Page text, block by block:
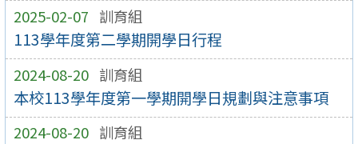
2025-02-07 訓育組
113學年度第二學期開學日行程
2024-08-20 訓育組
本校113學年度第一學期開學日規劃與注意事項
2024-08-20 訓育組